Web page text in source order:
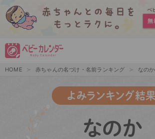
HOME 赤ちゃんの名づけ・名前ランキング なの
よみランキング結果
なのか